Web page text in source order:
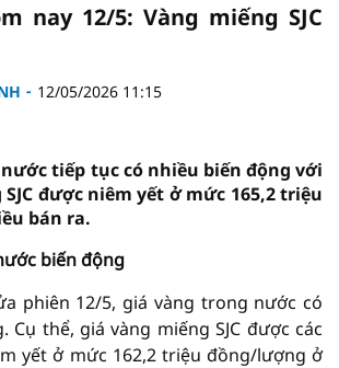
nay 12/5: Vàng miếng SJC
12/05/2026 11:15
tiếp tục có nhiều biến động với
được niêm yết ở mức 165,2 triệu
bán ra.
biến động
phiên 12/5, giá vàng trong nước có
Cụ thể, giá vàng miếng SJC được các
yết ở mức 162,2 triệu đồng/lượng ở